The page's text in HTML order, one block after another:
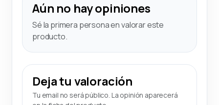
Aún no hay opiniones
Sé la primera persona en valorar este
producto.
Deja tu valoración
Tu email no será público. La opinión aparecerá